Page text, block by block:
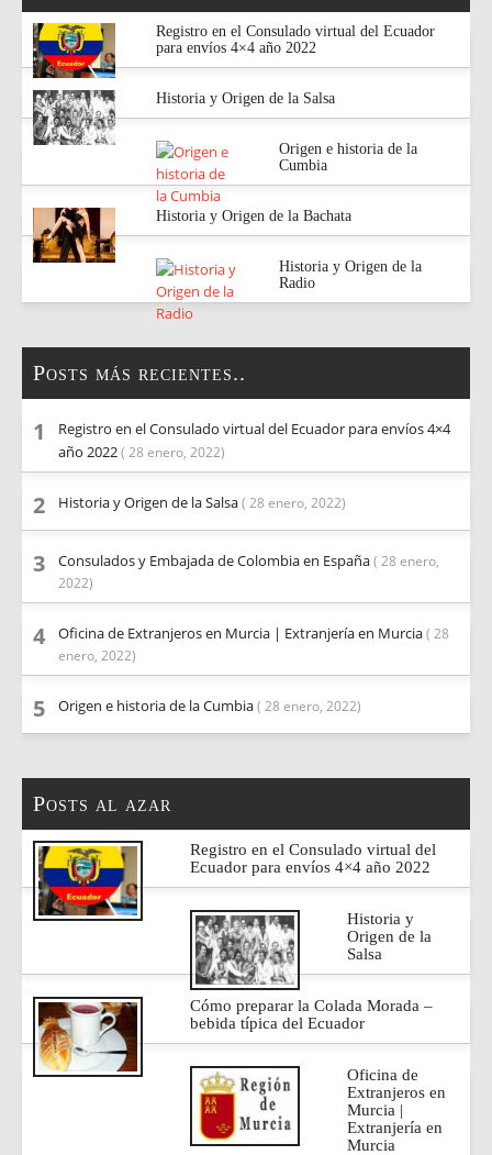
Registro en el Consulado virtual del Ecuador
para envíos 4×4 año 2022
Historia y Origen de la Salsa
Origen e historia de la
Cumbia
Historia y Origen de la Bachata
Historia y Origen de la
Radio
Posts más recientes..
Registro en el Consulado virtual del Ecuador para envíos 4×4
año 2022( 28 enero, 2022)
Historia y Origen de la Salsa( 28 enero, 2022)
Consulados y Embajada de Colombia en España( 28 enero,
2022)
Oficina de Extranjeros en Murcia | Extranjería en Murcia( 28
enero, 2022)
Origen e historia de la Cumbia( 28 enero, 2022)
Posts al azar
Registro en el Consulado virtual del
Ecuador para envíos 4×4 año 2022
Historia y
Origen de la
Salsa
Cómo preparar la Colada Morada –
bebida típica del Ecuador
Oficina de
Extranjeros en
Murcia |
Extranjería en
Murcia